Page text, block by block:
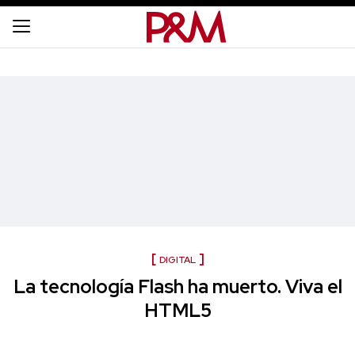
DIGITAL
La tecnología Flash ha muerto. Viva el
HTML5